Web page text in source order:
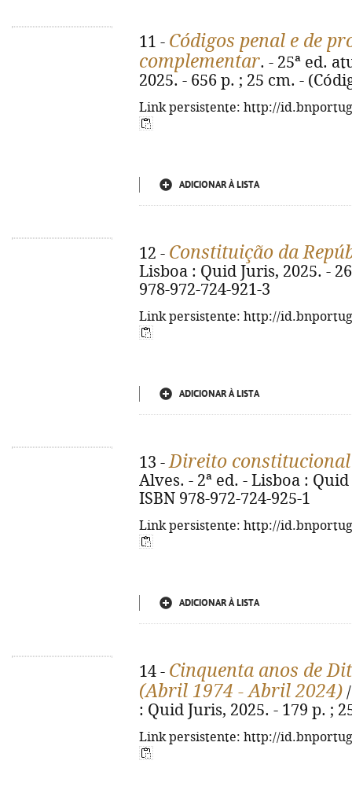
11 - Códigos penal e de
complementar. - 25ª ed.
2025. - 656 p. ; 25 cm. -
Link persistente: http://
ADICIONAR À LISTA
12 - Constituição da
Lisboa : Quid Juris, 2025. -
978-972-724-921-3
Link persistente: http://
ADICIONAR À LISTA
13 -Direito constitucional
Alves. - 2ª ed. - Lisboa :
ISBN 978-972-724-925-1
Link persistente: http://
ADICIONAR À LISTA
14 - Cinquenta anos de
(Abril 1974 - Abril 2024)
: Quid Juris, 2025. - 179 p. ;
Link persistente: http://